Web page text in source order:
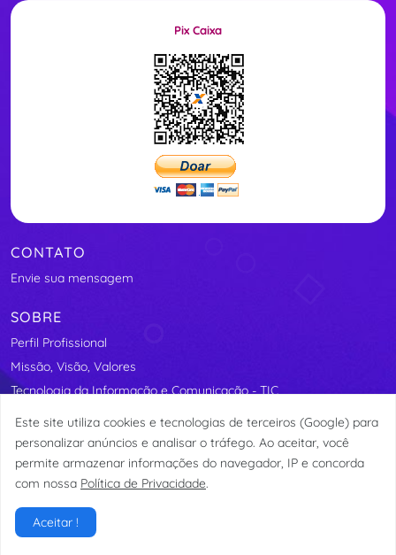
Pix Caixa
CONTATO
Envie sua mensagem
SOBRE
Perfil Profissional
Missão, Visão, Valores
Tecnologia da Informação e Comunicação - TIC
Segurança Elétrica
Assosindicos - Associação de Síndicos do Distrito Federal
Este site utiliza cookies e tecnologias de terceiros (Google) para
personalizar anúncios e analisar o tráfego. Ao aceitar, você
permite armazenar informações do navegador, IP e concorda
com nossa Política de Privacidade.
Aceitar !